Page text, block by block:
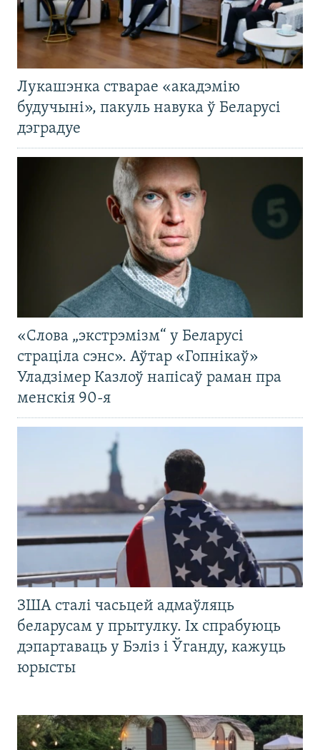
Лукашэнка стварае «акадэмію
будучыні», пакуль навука ў Беларусі
дэградуе
«Слова „экстрэмізм“ у Беларусі
страціла сэнс». Аўтар «Гопнікаў»
Уладзімер Казлоў напісаў раман пра
менскія 90-я
ЗША сталі часьцей адмаўляць
беларусам у прытулку. Іх спрабуюць
дэпартаваць у Бэліз і Ўганду, кажуць
юрысты